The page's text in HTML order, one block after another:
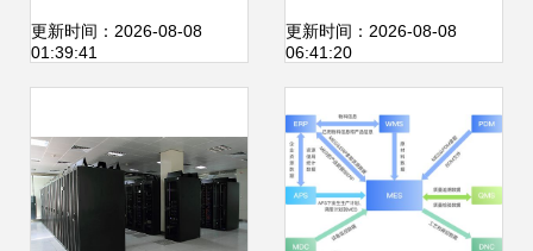
安全等级保护安全
信息系统运行维护
服务
更新时间：2026-08-08
01:39:41
键环节与优化策略
更新时间：2026-08-08
06:41:20